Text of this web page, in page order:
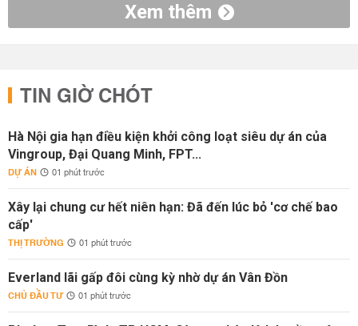
Xem thêm
TIN GIỜ CHÓT
Hà Nội gia hạn điều kiện khởi công loạt siêu dự án của
Vingroup, Đại Quang Minh, FPT...
DỰ ÁN 01 phút trước
Xây lại chung cư hết niên hạn: Đã đến lúc bỏ 'cơ chế bao
cấp'
THỊ TRƯỜNG 01 phút trước
Everland lãi gấp đôi cùng kỳ nhờ dự án Vân Đồn
CHỦ ĐẦU TƯ 01 phút trước